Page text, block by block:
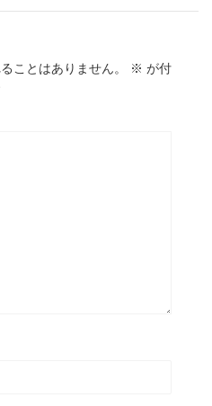
ことはありません。 ※ が付